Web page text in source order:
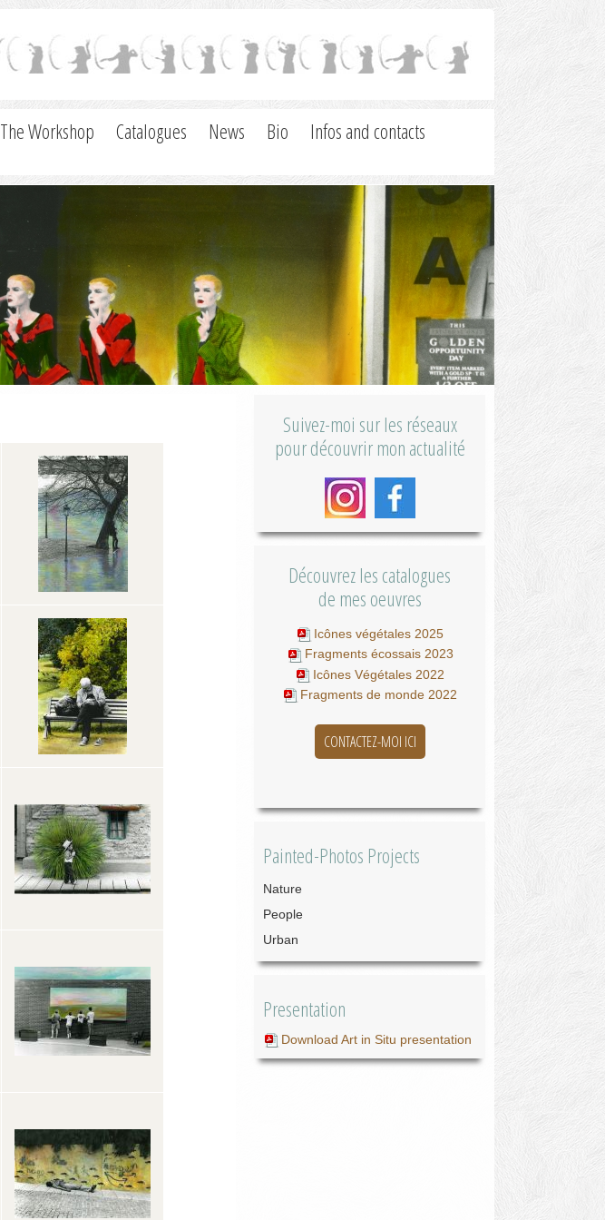
The Workshop Catalogues News Bio Infos and contacts
Suivez-moi sur les réseaux
pour découvrir mon actualité
Découvrez les catalogues
de mes oeuvres
Icônes végétales 2025
Fragments écossais 2023
Icônes Végétales 2022
Fragments de monde 2022
CONTACTEZ-MOI ICI
Painted-Photos Projects
Nature
People
Urban
Presentation
Download Art in Situ presentation